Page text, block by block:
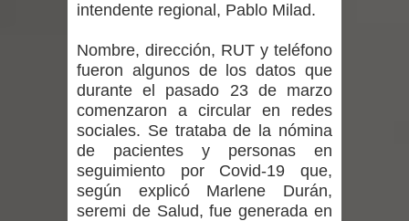
Curicó desarrollará jornada de
vacunación contra la Influenza y otros
virus respiratorios
Empedrado desarrolló con éxito el
desafío guerreros 2026
Banda linarense Los Remembers
intendente regional, Pablo Milad.
Nombre, dirección, RUT y teléfono
fueron algunos de los datos que
durante el pasado 23 de marzo
comenzaron a circular en redes
sociales. Se trataba de la nómina
de pacientes y personas en
seguimiento por Covid-19 que,
según explicó Marlene Durán,
seremi de Salud, fue generada en